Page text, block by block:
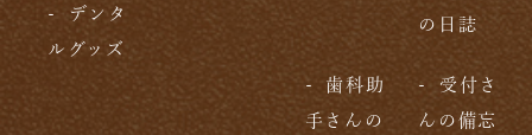
デンタ
ルグッズ
の日誌
歯科助
手さんの
受付さ
んの備忘